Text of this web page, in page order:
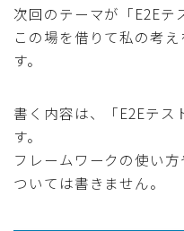
次回のテーマが「E2Eテ
この場を借りて私の考
す。
書く内容は、「E2Eテス
す。
フレームワークの使い
ついては書きません。